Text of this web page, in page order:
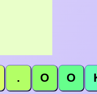
. O O